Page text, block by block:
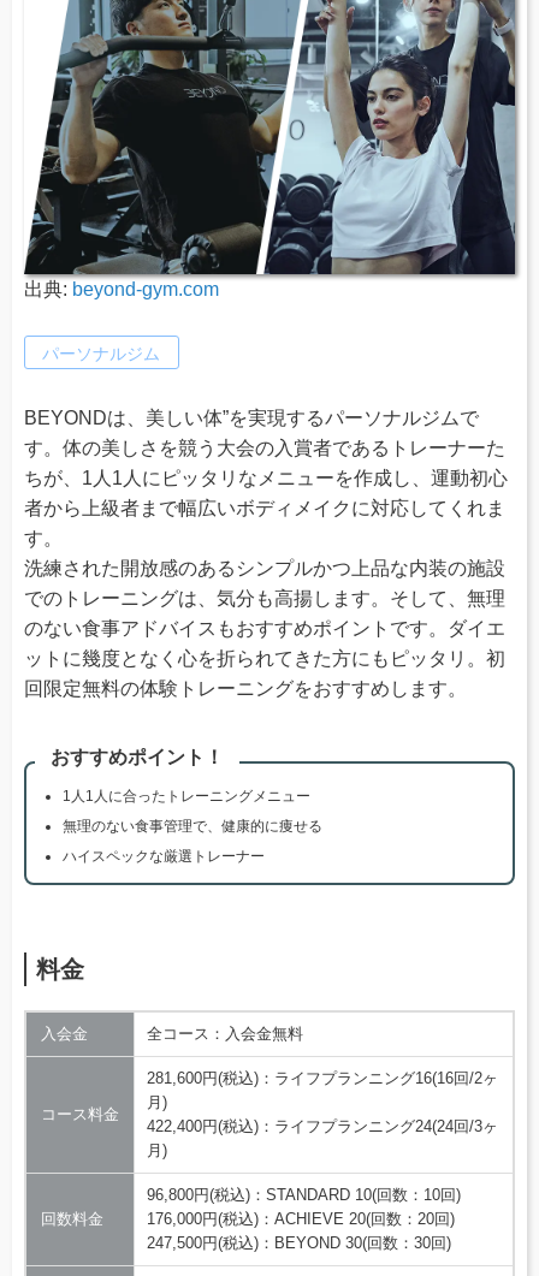
出典: beyond-gym.com
パーソナルジム
BEYONDは、美しい体”を実現するパーソナルジムで
す。体の美しさを競う大会の入賞者であるトレーナーた
ちが、1人1人にピッタリなメニューを作成し、運動初心
者から上級者まで幅広いボディメイクに対応してくれま
す。
洗練された開放感のあるシンプルかつ上品な内装の施設
でのトレーニングは、気分も高揚します。そして、無理
のない食事アドバイスもおすすめポイントです。ダイエ
ットに幾度となく心を折られてきた方にもピッタリ。初
回限定無料の体験トレーニングをおすすめします。
おすすめポイント！
1人1人に合ったトレーニングメニュー
無理のない食事管理で、健康的に痩せる
ハイスペックな厳選トレーナー
料金
入会金 全コース：入会金無料
コース料金
281,600円(税込)：ライフプランニング16(16回/2ヶ
月)
422,400円(税込)：ライフプランニング24(24回/3ヶ
月)
回数料金
96,800円(税込)：STANDARD 10(回数：10回)
176,000円(税込)：ACHIEVE 20(回数：20回)
247,500円(税込)：BEYOND 30(回数：30回)